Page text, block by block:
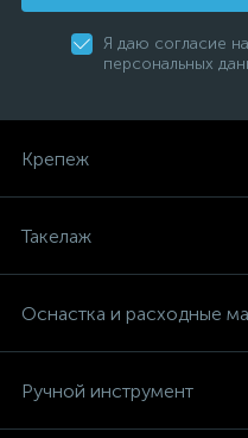
Я даю согласие
персональных
Крепеж
Такелаж
Оснастка и расходные
Ручной инструмент